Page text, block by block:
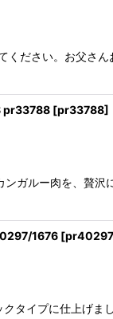
ださい。お父さ
pr33788 [pr33788]
ガルー肉を、贅
1676 [pr40297
タイプに仕上げ